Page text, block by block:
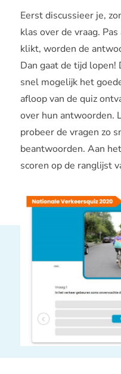
Eerst discussieer je,
klas over de vraag.
klikt, worden de
Dan gaat de tijd lopen!
snel mogelijk het
afloop van de quiz
over hun antwoorden.
probeer de vragen zo
beantwoorden. Aan
scoren op de ranglijst